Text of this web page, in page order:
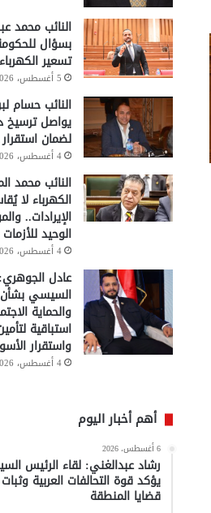
النائب محمد
بسؤال
تسعير الكهرباء
5 أغسطس، 2026
النائب حسام
يواصل ترسيخ
لضمان
4 أغسطس، 2026
النائب محمد
الكهرباء لا
الإيرادات..
الوحيد للأزمات
4 أغسطس، 2026
عادل
السيسي بشأن
والحماية
استباقية
واستقرار
4 أغسطس، 2026
أهم أخبار اليوم
6 أغسطس، 2026
رشاد عبدالغني: لقاء الرئيس
يؤكد قوة التحالفات العربية
قضايا المنطقة